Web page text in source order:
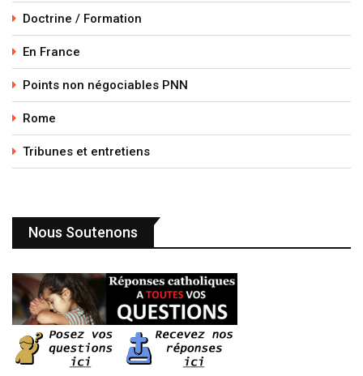
Doctrine / Formation
En France
Points non négociables PNN
Rome
Tribunes et entretiens
Nous Soutenons